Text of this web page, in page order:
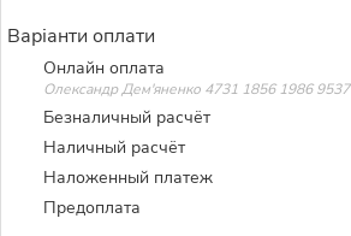
Варіанти оплати
Онлайн оплата
Олександр Дем'яненко 4731 1856 1986 9537
Безналичный расчёт
Наличный расчёт
Наложенный платеж
Предоплата